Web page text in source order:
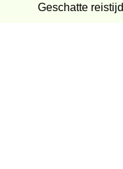
Geschatte reistijd